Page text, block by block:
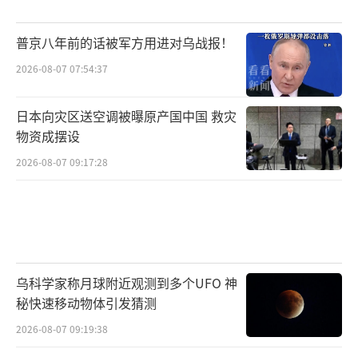
普京八年前的话被军方用进对乌战报！
2026-08-07 07:54:37
日本向灾区送空调被曝原产国中国 救灾
物资成摆设
2026-08-07 09:17:28
乌科学家称月球附近观测到多个UFO 神
秘快速移动物体引发猜测
2026-08-07 09:19:38